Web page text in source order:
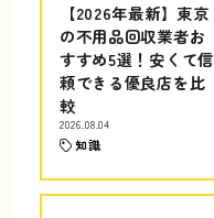
【2026年最新】東京
の不用品回収業者お
すすめ5選！安くて信
頼できる優良店を比
較
2026.08.04
知識